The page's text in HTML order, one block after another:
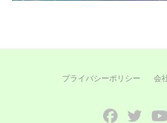
プライバシーポリシー 会
FacebookTwitter